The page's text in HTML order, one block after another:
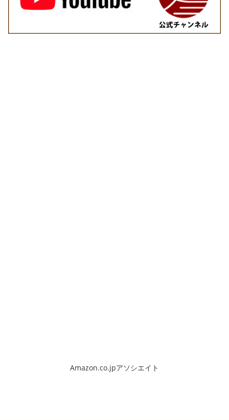
Amazon.co.jpアソシエイト